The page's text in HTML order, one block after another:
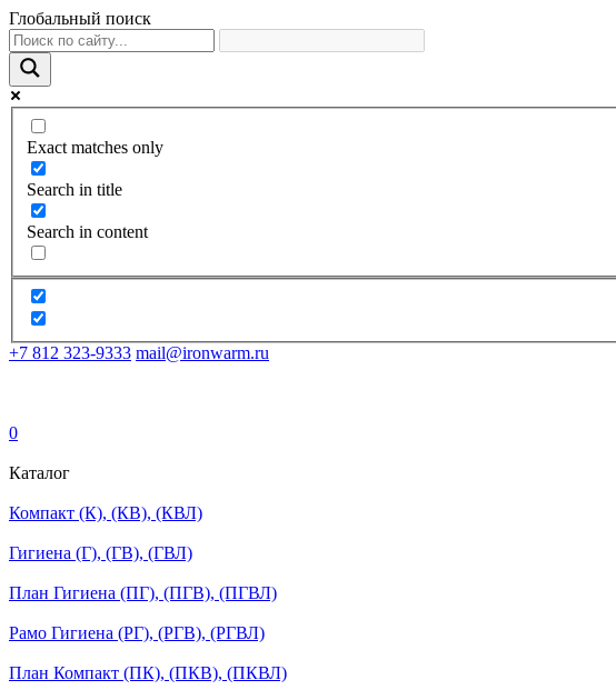
Глобальный поиск
Exact matches only
Search in title
Search in content
+7 812 323-9333 mail@ironwarm.ru
0
Каталог
Компакт (К), (КВ), (КВЛ)
Гигиена (Г), (ГВ), (ГВЛ)
План Гигиена (ПГ), (ПГВ), (ПГВЛ)
Рамо Гигиена (РГ), (РГВ), (РГВЛ)
План Компакт (ПК), (ПКВ), (ПКВЛ)